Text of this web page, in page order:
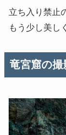
立ち入り禁止
もう少し美し
竜宮窟の撮